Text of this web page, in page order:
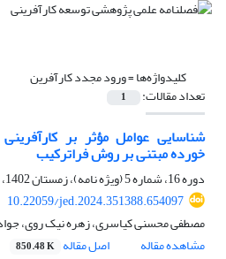
کلیدواژه‌ها =ورود مجدد کارآفرین
تعداد مقالات: 1
شناسایی عوامل مؤثر بر
خورده مبتنی بر روش فراترکیب
دوره 16، شماره 5 (ویژه نامه)، زمستان 1402، صفحه
10.22059/jed.2024.351388.654097
مصطفی محسنی کیاسری، زهره نیک روی،
مشاهده مقاله
اصل مقاله 850.48 K